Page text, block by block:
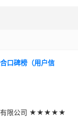
口碑榜（用户信
技有限公司 ★★★★★